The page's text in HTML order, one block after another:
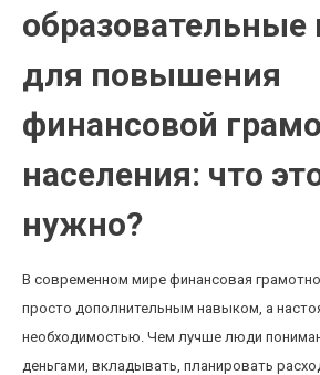
образовательные
для повышения
финансовой
населения: что
нужно?
В современном мире финансовая
просто дополнительным навыком, а
необходимостью. Чем лучше люди
деньгами, вкладывать, планировать